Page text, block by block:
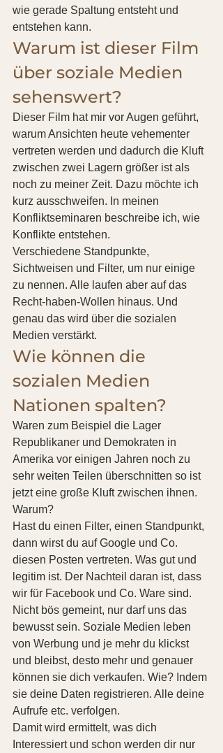
wie gerade Spaltung entsteht und
entstehen kann.
Warum ist dieser Film
über soziale Medien
sehenswert?
Dieser Film hat mir vor Augen geführt,
warum Ansichten heute vehementer
vertreten werden und dadurch die Kluft
zwischen zwei Lagern größer ist als
noch zu meiner Zeit. Dazu möchte ich
kurz ausschweifen. In meinen
Konfliktseminaren beschreibe ich, wie
Konflikte entstehen.
Verschiedene Standpunkte,
Sichtweisen und Filter, um nur einige
zu nennen. Alle laufen aber auf das
Recht-haben-Wollen hinaus. Und
genau das wird über die sozialen
Medien verstärkt.
Wie können die
sozialen Medien
Nationen spalten?
Waren zum Beispiel die Lager
Republikaner und Demokraten in
Amerika vor einigen Jahren noch zu
sehr weiten Teilen überschnitten so ist
jetzt eine große Kluft zwischen ihnen.
Warum?
Hast du einen Filter, einen Standpunkt,
dann wirst du auf Google und Co.
diesen Posten vertreten. Was gut und
legitim ist. Der Nachteil daran ist, dass
wir für Facebook und Co. Ware sind.
Nicht bös gemeint, nur darf uns das
bewusst sein. Soziale Medien leben
von Werbung und je mehr du klickst
und bleibst, desto mehr und genauer
können sie dich verkaufen. Wie? Indem
sie deine Daten registrieren. Alle deine
Aufrufe etc. verfolgen.
Damit wird ermittelt, was dich
Interessiert und schon werden dir nur